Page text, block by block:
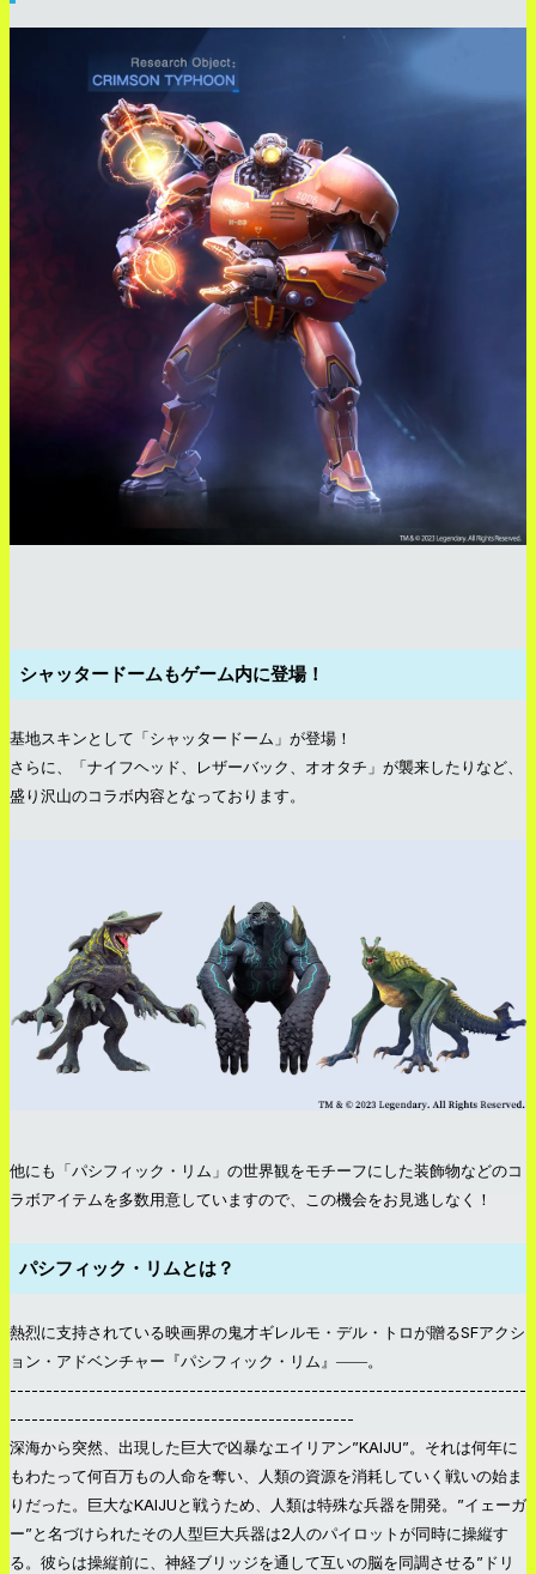
シャッタードームもゲーム内に登場！
基地スキンとして「シャッタードーム」が登場！
さらに、「ナイフヘッド、レザーバック、オオタチ」が襲来したりなど、
盛り沢山のコラボ内容となっております。
他にも「パシフィック・リム」の世界観をモチーフにした装飾物などのコ
ラボアイテムを多数用意していますので、この機会をお見逃しなく！
パシフィック・リムとは？
熱烈に支持されている映画界の鬼才ギレルモ・デル・トロが贈るSFアクシ
ョン・アドベンチャー『パシフィック・リム』――。
------------------------------------------------------------------------
------------------------------------------------
深海から突然、出現した巨大で凶暴なエイリアン”KAIJU”。それは何年に
もわたって何百万もの人命を奪い、人類の資源を消耗していく戦いの始ま
りだった。巨大なKAIJUと戦うため、人類は特殊な兵器を開発。”イェーガ
ー”と名づけられたその人型巨大兵器は2人のパイロットが同時に操縦す
る。彼らは操縦前に、神経ブリッジを通して互いの脳を同調させる”ドリ